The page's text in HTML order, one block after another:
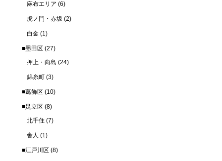
麻布エリア (6)
虎ノ門・赤坂 (2)
白金 (1)
■墨田区 (27)
押上・向島 (24)
錦糸町 (3)
■葛飾区 (10)
■足立区 (8)
北千住 (7)
舎人 (1)
■江戸川区 (8)